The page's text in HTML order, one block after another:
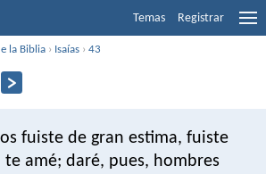
Temas Registrar
la Biblia › Isaías ›43
fuiste de gran estima, fuiste
te amé; daré, pues, hombres